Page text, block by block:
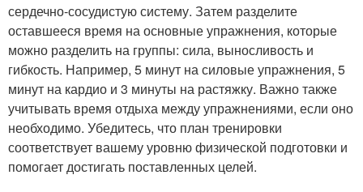
сердечно-сосудистую систему. Затем разделите
оставшееся время на основные упражнения, которые
можно разделить на группы: сила, выносливость и
гибкость. Например, 5 минут на силовые упражнения, 5
минут на кардио и 3 минуты на растяжку. Важно также
учитывать время отдыха между упражнениями, если оно
необходимо. Убедитесь, что план тренировки
соответствует вашему уровню физической подготовки и
помогает достигать поставленных целей.